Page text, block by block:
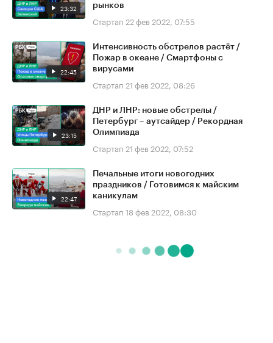
23:32
рынков
Стартап 22 фев 2022, 07:55
22:45
Интенсивность обстрелов растёт /
Пожар в океане / Смартфоны с
вирусами
Стартап 21 фев 2022, 08:26
23:15
ДНР и ЛНР: новые обстрелы /
Петербург – аутсайдер / Рекордная
Олимпиада
Стартап 21 фев 2022, 07:52
22:47
Печальные итоги новогодних
праздников / Готовимся к майским
каникулам
Стартап 18 фев 2022, 08:30